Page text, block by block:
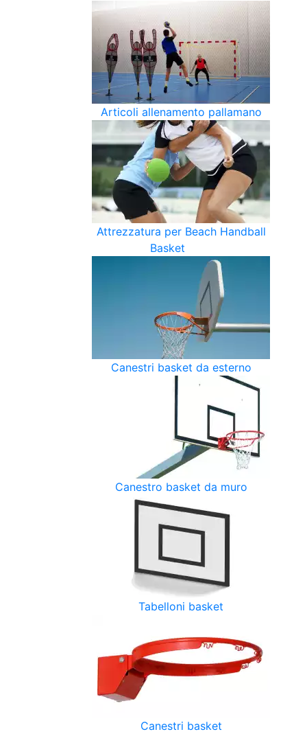
Articoli allenamento pallamano
Attrezzatura per Beach Handball
Basket
Canestri basket da esterno
Canestro basket da muro
Tabelloni basket
Canestri basket